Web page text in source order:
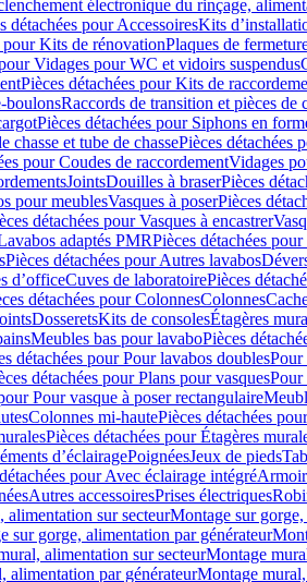
électronique du rinçage,
détachées pour AccessoiresKits
pour Kits de rénovationPlaques de
Vidages pour WC et vidoirs suspendus
Pièces détachées pour Kits de
boulonsRaccords de transition et pièces de
Pièces détachées pour Siphons en
chasse et tube de chassePièces détachées
pour Coudes de raccordementVidages
JointsDouilles à braserPièces
pour meublesVasques à poserPièces
détachées pour Vasques à encastrer
adaptés PMRPièces détachées
Pièces détachées pour Autres lavabos
dʼofficeCuves de laboratoirePièces
détachées pour ColonnesColonnes
DosseretsKits de consolesÉtagères
Meubles bas pour lavaboPièces
détachées pour Pour lavabos doublesPour
détachées pour Plans pour vasquesPour
Pour vasque à poser rectangulaire
Colonnes mi-hautePièces détachées
Pièces détachées pour Étagères
d’éclairagePoignéesJeux de pieds
pour Avec éclairage intégré
Autres accessoiresPrises électriques
alimentation sur secteurMontage sur
sur gorge, alimentation par générateur
alimentation sur secteurMontage
alimentation par générateurMontage